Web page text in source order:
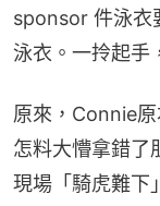
sponsor 件泳衣
泳衣。一拎起手
原來，Connie原
怎料大懵拿錯了
現場「騎虎難下